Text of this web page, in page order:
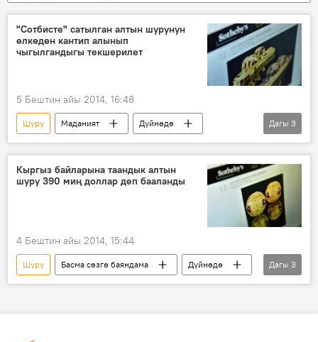
"Сотбисте" сатылган алтын шурунун
өлкөдөн кантип алынып
чыгылгандыгы текшерилет
5 Бештин айы 2014, 16:48
Шуру Маданият
Дүйнөдө
Коом
Жаңылыктар
Лондон
Маалымат жана туризм министрлиги
Дагы 3
Кыргыз байларына таандык алтын
шуру 390 миң доллар деп бааланды
4 Бештин айы 2014, 15:44
Шуру Басма сөзгө баяндама
Дүйнөдө
Жаңылыктар
Сансызбай Үмүткөр
Дагы 3